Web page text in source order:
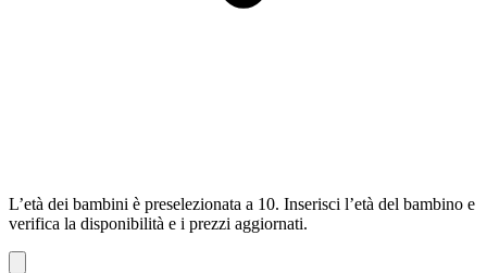
L’età dei bambini è preselezionata a 10. Inserisci l’età del bambino e
verifica la disponibilità e i prezzi aggiornati.